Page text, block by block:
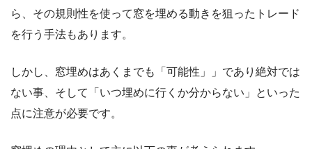
ら、その規則性を使って窓を埋める動きを狙ったトレード
を行う手法もあります。
しかし、窓埋めはあくまでも「可能性」」であり絶対では
ない事、そして「いつ埋めに行くか分からない」といった
点に注意が必要です。